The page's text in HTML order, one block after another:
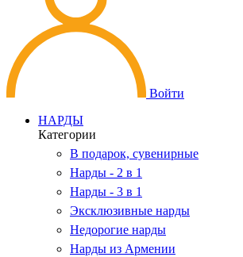
Войти
НАРДЫ
Категории
В подарок, сувенирные
Нарды - 2 в 1
Нарды - 3 в 1
Эксклюзивные нарды
Недорогие нарды
Нарды из Армении